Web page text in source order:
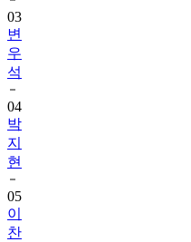
03
변
우
석
04
박
지
현
05
이
찬